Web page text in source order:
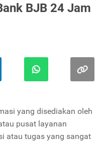
BJB 24 Jam
yang disediakan oleh
pusat layanan
atau tugas yang sangat